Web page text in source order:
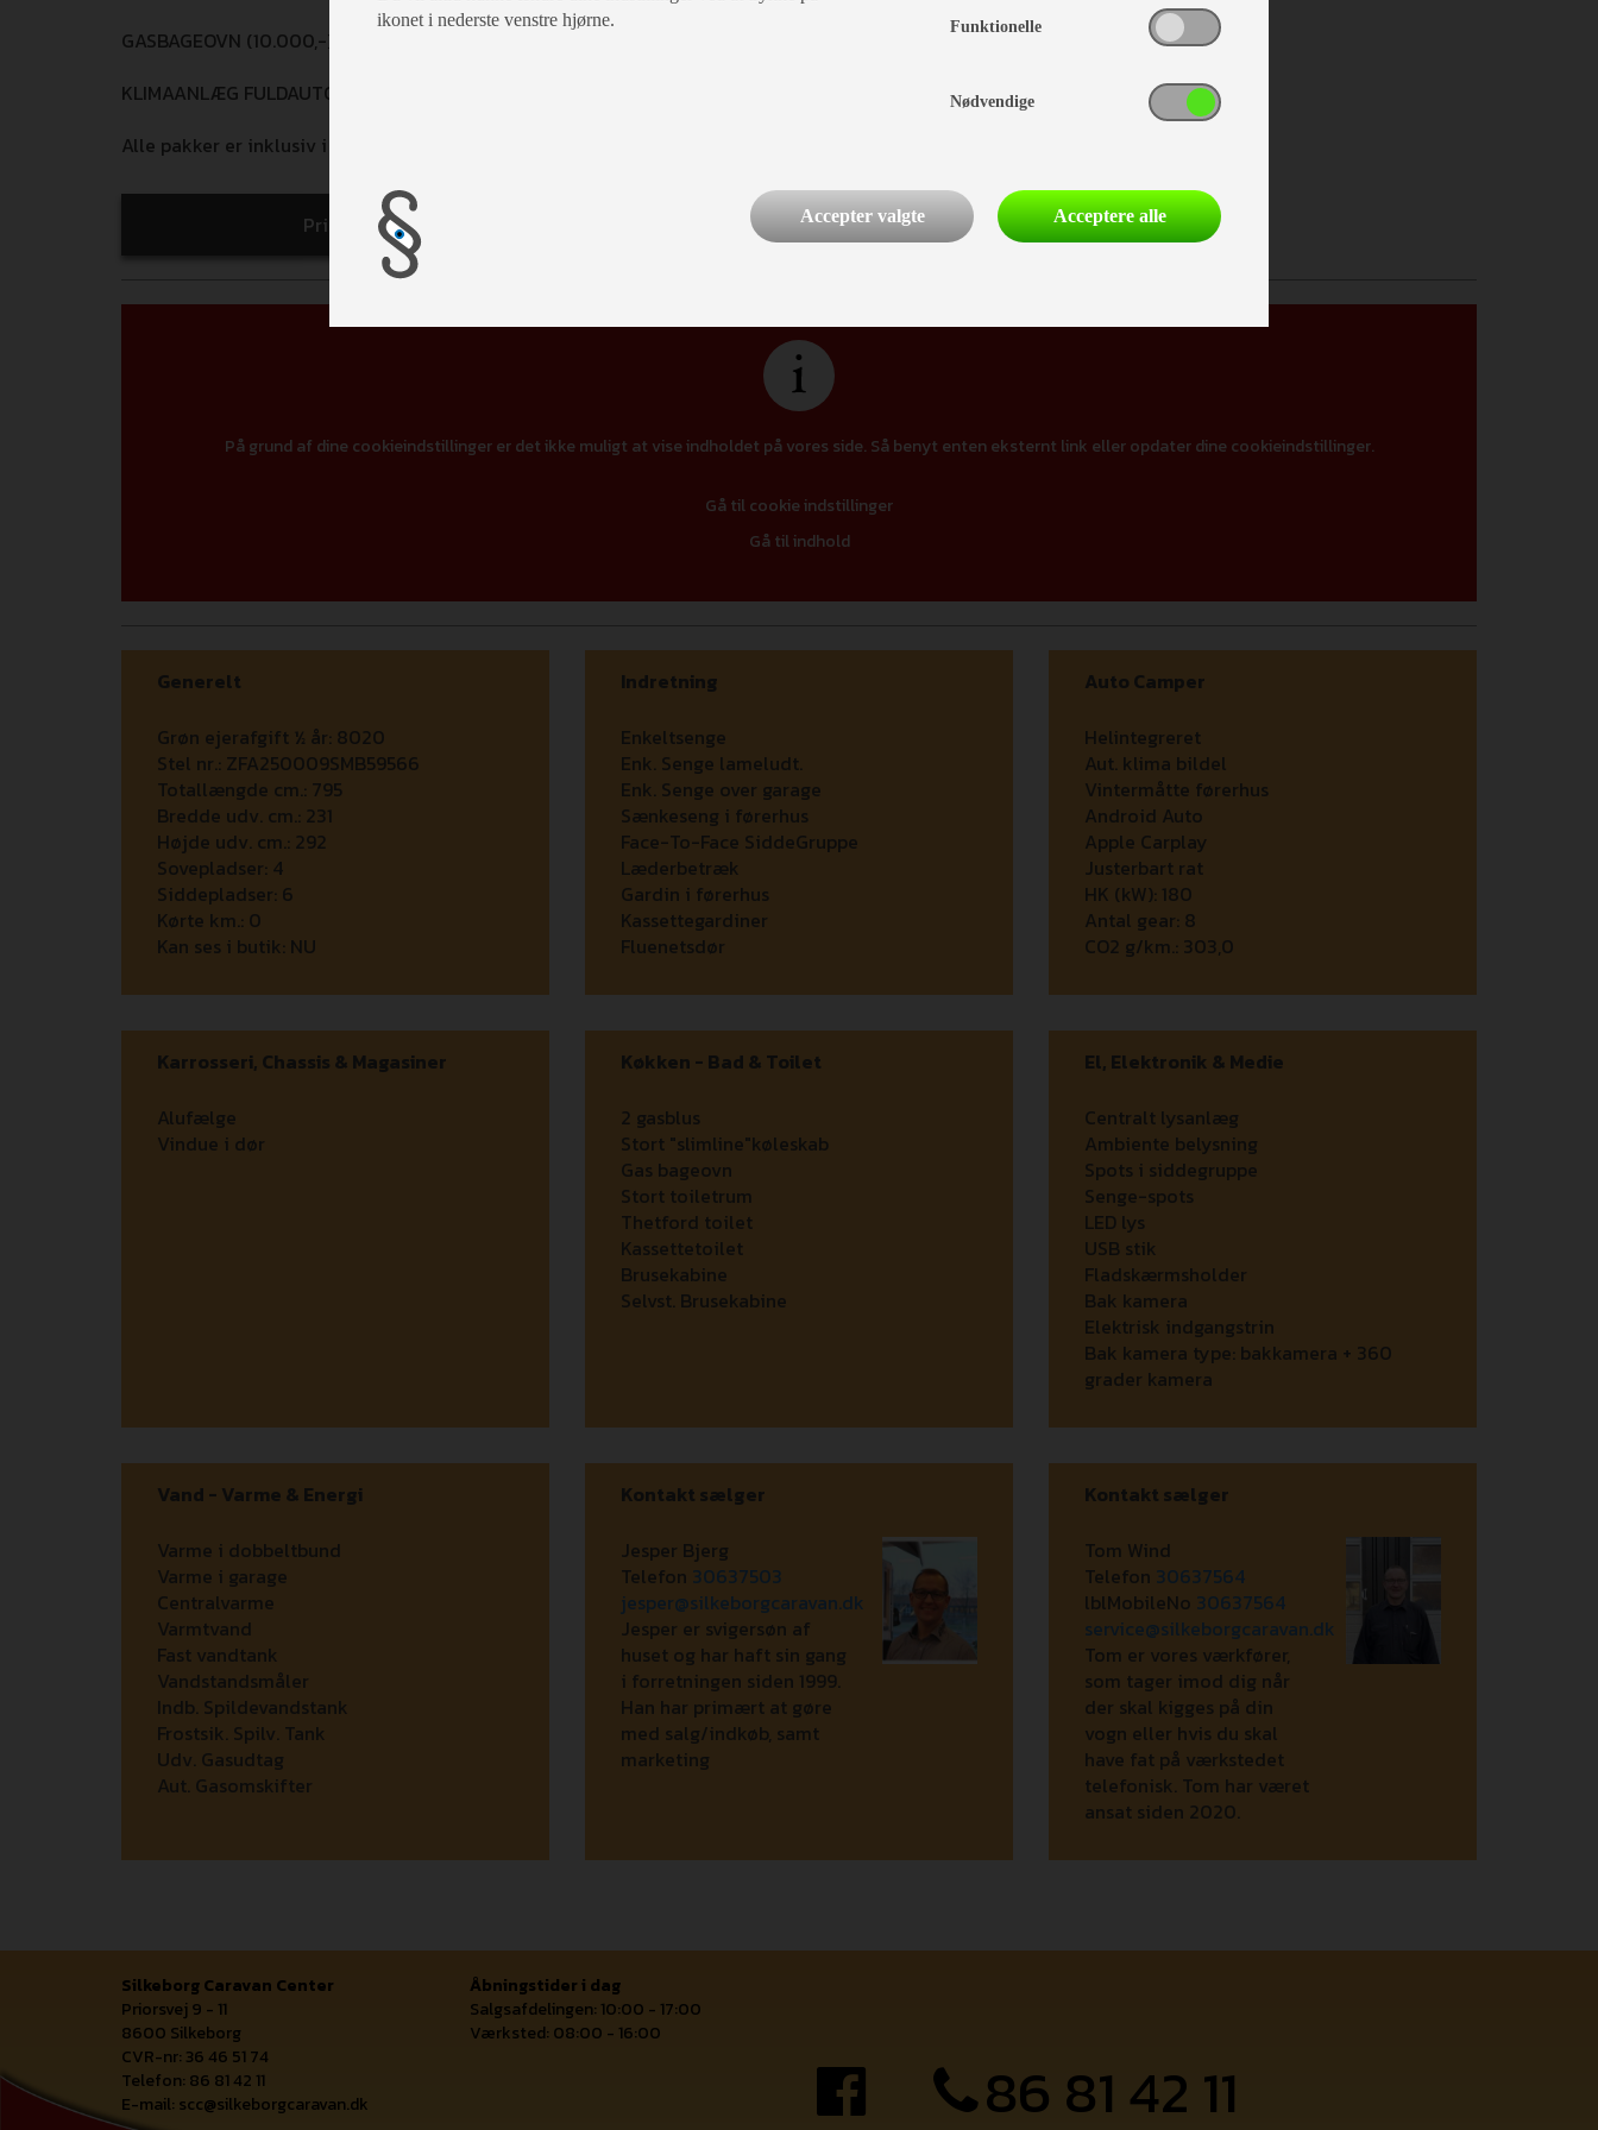
GASBAGEOVN (10.000,-)
KLIMAANLÆG FULDAUTOMATISK FØRERHUS (12.000,-)
Alle pakker er inklusiv i udsalgsprisen!
Print Finansiering
På grund af dine cookieindstillinger er det ikke muligt at vise indholdet på vores side. Så benyt enten eksternt link eller opdater dine cookieindstillinger.
Gå til cookie indstillinger
Gå til indhold
Generelt
Grøn ejerafgift ½ år: 8020
Stel nr.: ZFA250009SMB59566
Totallængde cm.: 795
Bredde udv. cm.: 231
Højde udv. cm.: 292
Sovepladser: 4
Siddepladser: 6
Kørte km.: 0
Kan ses i butik: NU
Indretning
Enkeltsenge
Enk. Senge lameludt.
Enk. Senge over garage
Sænkeseng i førerhus
Face-To-Face SiddeGruppe
Læderbetræk
Gardin i førerhus
Kassettegardiner
Fluenetsdør
Auto Camper
Helintegreret
Aut. klima bildel
Vintermåtte førerhus
Android Auto
Apple Carplay
Justerbart rat
HK (kW): 180
Antal gear: 8
CO2 g/km.: 303,0
Karrosseri, Chassis & Magasiner
Alufælge
Vindue i dør
Køkken - Bad & Toilet
2 gasblus
Stort "slimline"køleskab
Gas bageovn
Stort toiletrum
Thetford toilet
Kassettetoilet
Brusekabine
Selvst. Brusekabine
El, Elektronik & Medie
Centralt lysanlæg
Ambiente belysning
Spots i siddegruppe
Senge-spots
LED lys
USB stik
Fladskærmsholder
Bak kamera
Elektrisk indgangstrin
Bak kamera type: bakkamera + 360
grader kamera
Vand - Varme & Energi
Varme i dobbeltbund
Varme i garage
Centralvarme
Varmtvand
Fast vandtank
Vandstandsmåler
Indb. Spildevandstank
Frostsik. Spilv. Tank
Udv. Gasudtag
Aut. Gasomskifter
Kontakt sælger
Jesper Bjerg
Telefon 30637503
jesper@silkeborgcaravan.dk
Jesper er svigersøn af
huset og har haft sin gang
i forretningen siden 1999.
Han har primært at gøre
med salg/indkøb, samt
marketing
Kontakt sælger
Tom Wind
Telefon 30637564
lblMobileNo 30637564
service@silkeborgcaravan.dk
Tom er vores værkfører,
som tager imod dig når
der skal kigges på din
vogn eller hvis du skal
have fat på værkstedet
telefonisk. Tom har været
ansat siden 2020.
Silkeborg Caravan Center
Priorsvej 9 - 11
8600 Silkeborg
CVR-nr: 36 46 51 74
Telefon: 86 81 42 11
E-mail: scc@silkeborgcaravan.dk
Åbningstider i dag
Salgsafdelingen: 10:00 - 17:00
Værksted: 08:00 - 16:00
86 81 42 11
ikonet i nederste venstre hjørne.
Funktionelle
Nødvendige
Accepter valgte Acceptere alle